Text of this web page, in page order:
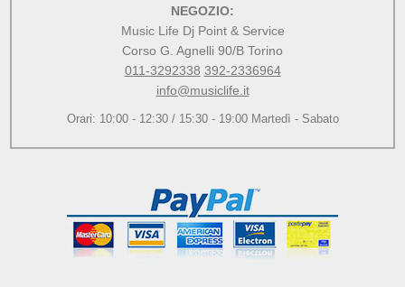
NEGOZIO:
Music Life Dj Point & Service
Corso G. Agnelli 90/B Torino
011-3292338 392-2336964
info@musiclife.it
Orari: 10:00 - 12:30 / 15:30 - 19:00 Martedì - Sabato